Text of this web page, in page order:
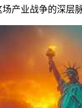
产业战争的深层脉